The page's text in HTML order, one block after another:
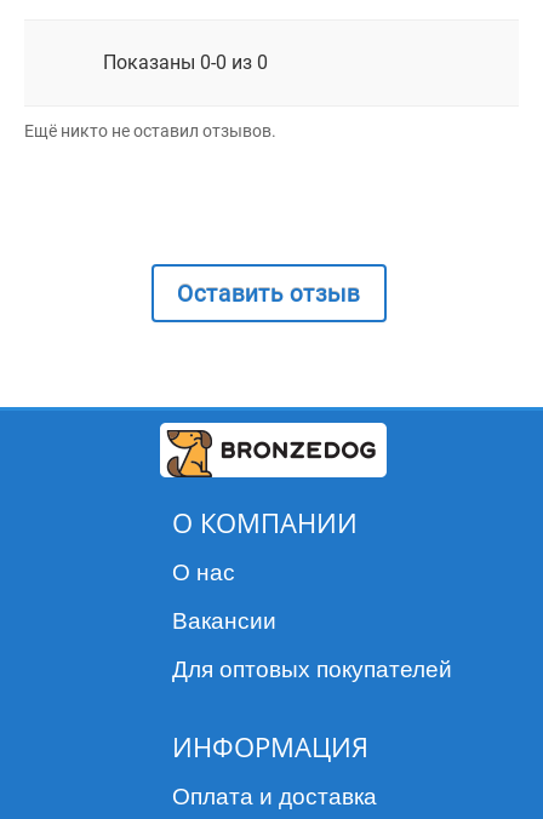
Показаны 0-0 из 0
Ещё никто не оставил отзывов.
Оставить отзыв
О КОМПАНИИ
О нас
Вакансии
Для оптовых покупателей
ИНФОРМАЦИЯ
Оплата и доставка